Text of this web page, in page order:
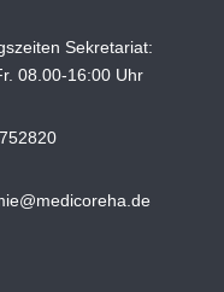
Sekretariat:
08.00-16:00 Uhr